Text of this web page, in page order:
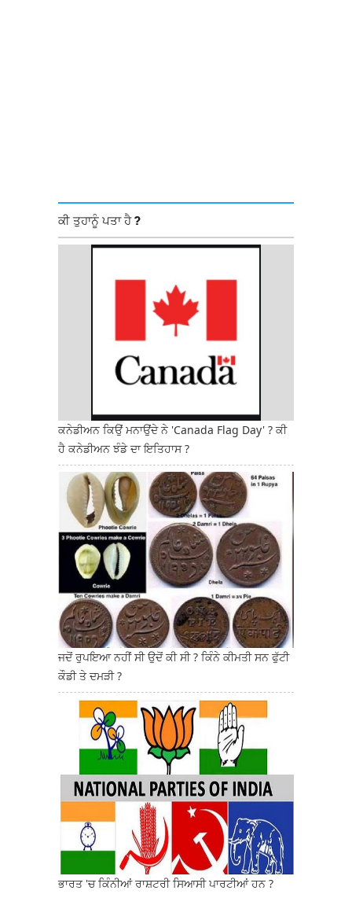
ਕੀ ਤੁਹਾਨੂੰ ਪਤਾ ਹੈ ?
ਕਨੇਡੀਅਨ ਕਿਉਂ ਮਨਾਉਂਦੇ ਨੇ 'Canada Flag Day' ? ਕੀ
ਹੈ ਕਨੇਡੀਅਨ ਝੰਡੇ ਦਾ ਇਤਿਹਾਸ ?
ਜਦੋਂ ਰੁਪਇਆ ਨਹੀਂ ਸੀ ਉਦੋਂ ਕੀ ਸੀ ? ਕਿੰਨੇ ਕੀਮਤੀ ਸਨ ਫੁੱਟੀ
ਕੌਡੀ ਤੇ ਦਮੜੀ ?
ਭਾਰਤ 'ਚ ਕਿੰਨੀਆਂ ਰਾਸ਼ਟਰੀ ਸਿਆਸੀ ਪਾਰਟੀਆਂ ਹਨ ?